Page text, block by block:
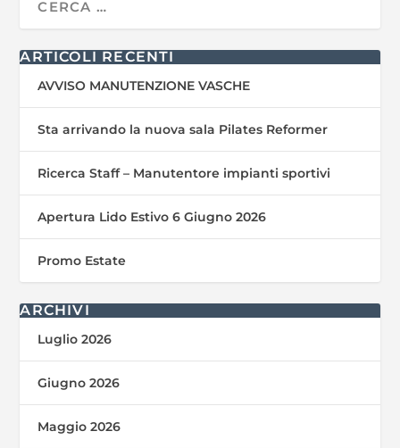
ARTICOLI RECENTI
AVVISO MANUTENZIONE VASCHE
Sta arrivando la nuova sala Pilates Reformer
Ricerca Staff – Manutentore impianti sportivi
Apertura Lido Estivo 6 Giugno 2026
Promo Estate
ARCHIVI
Luglio 2026
Giugno 2026
Maggio 2026